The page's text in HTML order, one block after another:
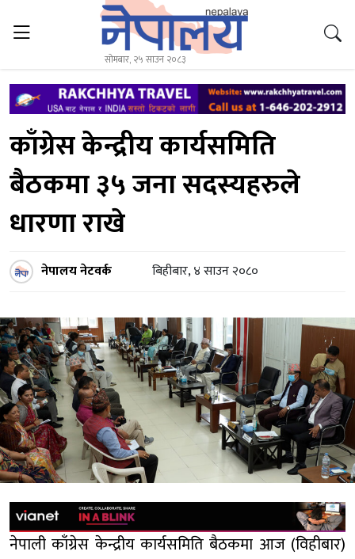
सोमबार, २५ साउन २०८३
काँग्रेस केन्द्रीय कार्यसमिति
बैठकमा ३५ जना सदस्यहरुले
धारणा राखे
नेपालय नेटवर्क बिहीबार, ४ साउन २०८०
नेपाली काँग्रेस केन्द्रीय कार्यसमिति बैठकमा आज (विहीबार)